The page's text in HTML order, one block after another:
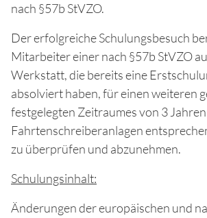
nach §57b StVZO.
Der erfolgreiche Schulungsbesuch
Mitarbeiter einer nach §57b StVZO
Werkstatt, die bereits eine
absolviert haben, für einen weiteren
festgelegten Zeitraumes von 3
Fahrtenschreiberanlagen
zu überprüfen und abzunehmen.
Schulungsinhalt:
Änderungen der europäischen und